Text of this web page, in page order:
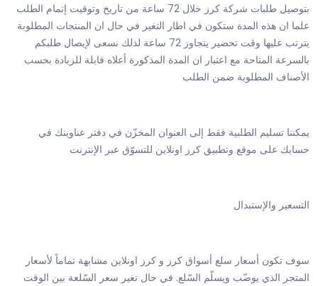
بتوصيل طلبات شركة كرز خلال 72 ساعة من تاريخ وتوقيت إتمام الطلب
علما ان هذه المدة ستكون في اطار التغير في حال ان المنتجات المطلوبة
يترتب عليها وقت تحضير يتجاوز 72 ساعة لذلك نسعى لإيصال طلبكم
بالسرعة المتاحة مع اعتبار ان المدة المذكورة أعلاه قابلة للزيادة بحسب
الأصناف المطلوبة ضمن الطلب
يمكننا تسليم الطلبية فقط إلى العنوان المخزّن في دفتر عناوينك في
حسابك على موقع وتطبيق كرز اونلاين للتسوّق عبر الإنترنت
التسعير والإستبدال
سوف تكون أسعار سلع أسواق كرز و كرز اونلاين مشابهة تماماً لأسعار
المتجر الذي يوضّب ويسلّم السّلع. في حال تغير سعر السّلعة بين الوقت